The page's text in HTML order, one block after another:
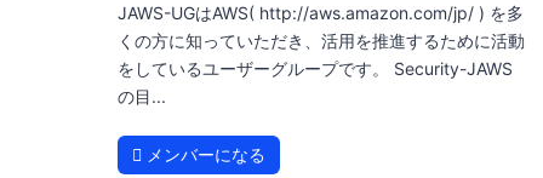
JAWS-UGはAWS( http://aws.amazon.com/jp/ ) を多
くの方に知っていただき、活用を推進するために活動
をしているユーザーグループです。 Security-JAWS
の目...
メンバーになる